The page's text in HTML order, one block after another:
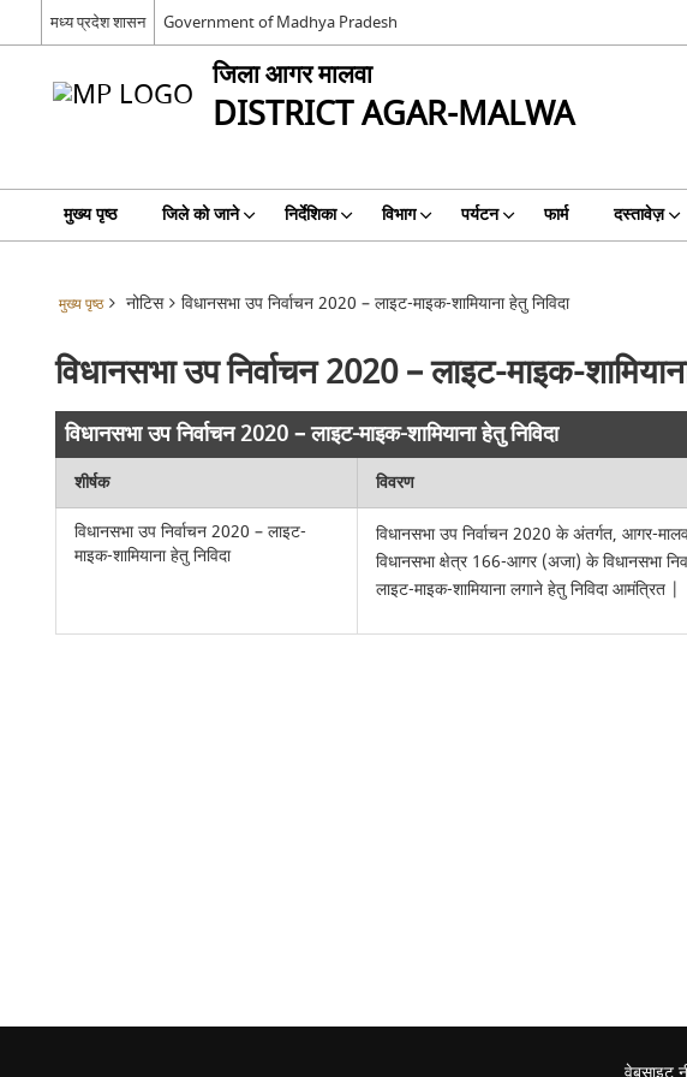
मध्य प्रदेश शासन Government of Madhya Pradesh
जिला आगर मालवा
DISTRICT AGAR-MALWA
मुख्य पृष्ठ जिले को जाने निर्देशिका विभाग पर्यटन फार्म दस्तावेज़
मुख्य पृष्ठ नोटिस विधानसभा उप निर्वाचन 2020 – लाइट-माइक-शामियाना हेतु निविदा
विधानसभा उप निर्वाचन 2020 – लाइट-माइक-
विधानसभा उप निर्वाचन 2020 – लाइट-माइक-शामियाना हेतु निविदा
शीर्षक विवरण
विधानसभा उप निर्वाचन 2020 – लाइट-
माइक-शामियाना हेतु निविदा
विधानसभा उप निर्वाचन 2020 के अंतर्गत, आगर-
विधानसभा क्षेत्र 166-आगर (अजा) के विधानसभा
लाइट-माइक-शामियाना लगाने हेतु निविदा आमंत्रित |